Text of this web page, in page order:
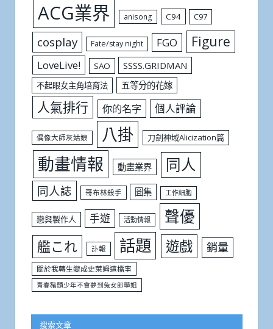
ACG業界 anisong C94 C97
cosplay Fate/stay night FGO Figure
LoveLive! SAO SSSS.GRIDMAN
不起眼女主角培育法 五等分的花嫁
人氣排行 你的名字 個人評論
偶像大師灰姑娘 八掛 刀劍神域Alicization篇
動畫情報 動畫業界 同人
同人誌 哥布林殺手 圖集 工作細胞
戀與製作人 手遊 活動情報 聲優
艦これ 訃報 話題 遊戲 銷量
關於我轉生變成史萊姆這檔事
青春豬頭少年不會夢到兔女郎學姐
搜索文章